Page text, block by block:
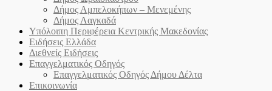
Δήμος Αμπελοκήπων – Μενεμένης
Δήμος Λαγκαδά
Υπόλοιπη Περιφέρεια Κεντρικής Μακεδονίας
Ειδήσεις Ελλάδα
Διεθνείς Ειδήσεις
Επαγγελματικός Οδηγός
Επαγγελματικός Οδηγός Δήμου Δέλτα
Επικοινωνία